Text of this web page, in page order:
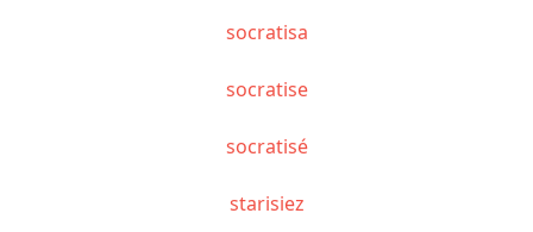
socratisa
socratise
socratisé
starisiez